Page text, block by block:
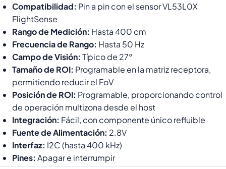
Compatibilidad: Pin a pin con el sensor VL53L0X
FlightSense
Rango de Medición: Hasta 400 cm
Frecuencia de Rango: Hasta 50 Hz
Campo de Visión: Típico de 27°
Tamaño de ROI: Programable en la matriz receptora,
permitiendo reducir el FoV
Posición de ROI: Programable, proporcionando control
de operación multizona desde el host
Integración: Fácil, con componente único refluible
Fuente de Alimentación: 2.8V
Interfaz: I2C (hasta 400 kHz)
Pines: Apagar e interrumpir